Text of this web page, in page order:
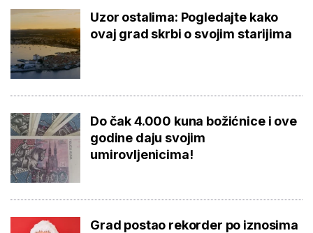
Uzor ostalima: Pogledajte kako
ovaj grad skrbi o svojim starijima
Do čak 4.000 kuna božićnice i ove
godine daju svojim
umirovljenicima!
Grad postao rekorder po iznosima